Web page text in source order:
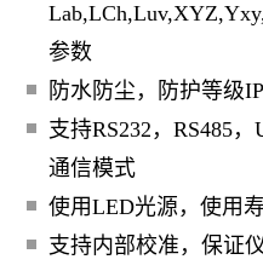
参数
防水防尘，防护等级
支持RS232，RS485
通信模式
使用LED光源，使用
支持内部校准，保证